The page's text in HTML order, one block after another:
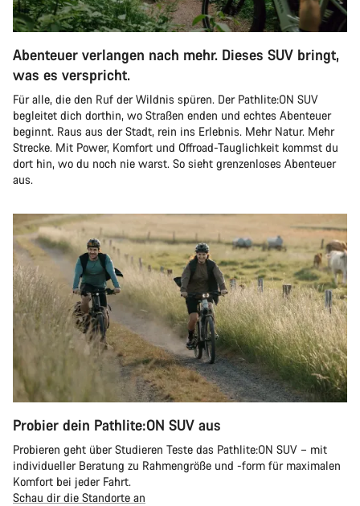
Abenteuer verlangen nach mehr. Dieses SUV bringt,
was es verspricht.
Für alle, die den Ruf der Wildnis spüren. Der Pathlite:ON SUV
begleitet dich dorthin, wo Straßen enden und echtes Abenteuer
beginnt. Raus aus der Stadt, rein ins Erlebnis. Mehr Natur. Mehr
Strecke. Mit Power, Komfort und Offroad-Tauglichkeit kommst du
dort hin, wo du noch nie warst. So sieht grenzenloses Abenteuer
aus.
Probier dein Pathlite:ON SUV aus
Probieren geht über Studieren Teste das Pathlite:ON SUV – mit
individueller Beratung zu Rahmengröße und -form für maximalen
Komfort bei jeder Fahrt.
Schau dir die Standorte an